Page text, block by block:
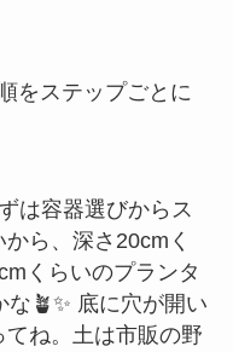
をステップごとに
は容器選びからス
ら、深さ20cmく
くらいのプランタ
🪴✨ 底に穴が開い
ね。土は市販の野